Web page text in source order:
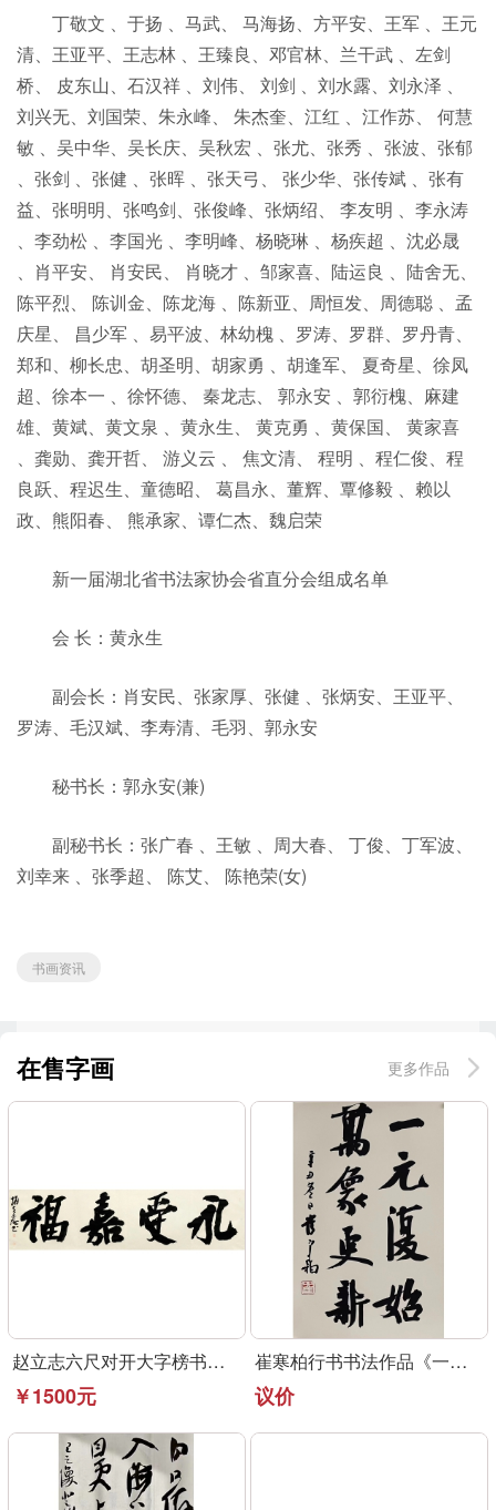
丁敬文 、于扬 、马武、 马海扬、方平安、王军 、王元
清、王亚平、王志林 、王臻良、邓官林、兰干武 、左剑
桥、 皮东山、石汉祥 、刘伟、 刘剑 、刘水露、刘永泽 、
刘兴无、刘国荣、朱永峰、 朱杰奎、江红 、江作苏、 何慧
敏 、吴中华、吴长庆、吴秋宏 、张尤、张秀 、张波、张郁
、张剑 、张健 、张晖 、张天弓、 张少华、张传斌 、张有
益、张明明、张鸣剑、张俊峰、张炳绍、 李友明 、李永涛
、李劲松 、李国光 、李明峰、杨晓琳 、杨疾超 、沈必晟
、肖平安、 肖安民、 肖晓才 、邹家喜、陆运良 、陆舍无、
陈平烈、 陈训金、陈龙海 、陈新亚、周恒发、周德聪 、孟
庆星、 昌少军 、易平波、林幼槐 、罗涛、罗群、罗丹青、
郑和、柳长忠、胡圣明、胡家勇 、胡逢军、 夏奇星、徐凤
超、徐本一 、徐怀德、 秦龙志、 郭永安 、郭衍槐、麻建
雄、黄斌、黄文泉 、黄永生、 黄克勇 、黄保国、 黄家喜
、龚勋、龚开哲、 游义云 、 焦文清、 程明 、程仁俊、程
良跃、程迟生、童德昭、 葛昌永、董辉、覃修毅 、赖以
政、熊阳春、 熊承家、谭仁杰、魏启荣
新一届湖北省书法家协会省直分会组成名单
会 长：黄永生
副会长：肖安民、张家厚、张健 、张炳安、王亚平、
罗涛、毛汉斌、李寿清、毛羽、郭永安
秘书长：郭永安(兼)
副秘书长：张广春 、王敏 、周大春、 丁俊、丁军波、
刘幸来 、张季超、 陈艾、 陈艳荣(女)
书画资讯
在售字画 更多作品
赵立志六尺对开大字榜书作品《永受嘉福》
￥1500元
崔寒柏行书书法作品《一元复始》可定制
议价